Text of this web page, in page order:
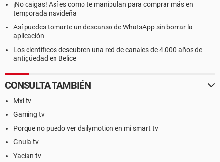
¡No caigas! Así es como te manipulan para comprar más en
temporada navideña
Así puedes tomarte un descanso de WhatsApp sin borrar la
aplicación
Los científicos descubren una red de canales de 4.000 años de
antigüedad en Belice
CONSULTA TAMBIÉN
Mxl tv
Gaming tv
Porque no puedo ver dailymotion en mi smart tv
Gnula tv
Yacían tv